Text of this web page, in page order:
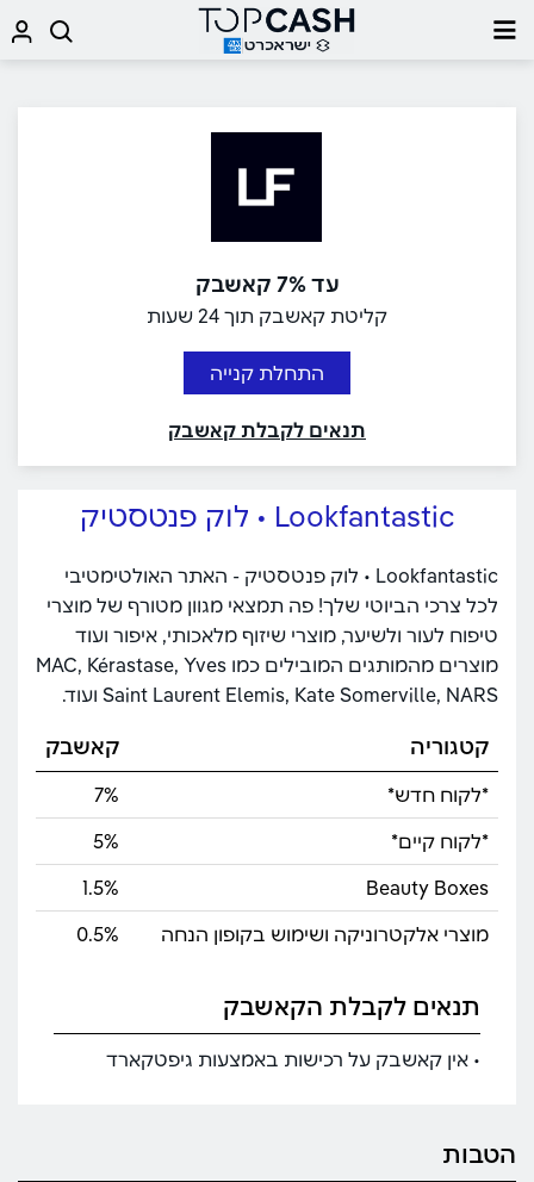
עד 7% קאשבק
קליטת קאשבק תוך 24 שעות
התחלת קנייה
תנאים לקבלת קאשבק
Lookfantastic • לוק פנטסטיק
Lookfantastic • לוק פנטסטיק - האתר האולטימטיבי
לכל צרכי הביוטי שלך! פה תמצאי מגוון מטורף של מוצרי
טיפוח לעור ולשיער, מוצרי שיזוף מלאכותי, איפור ועוד
מוצרים מהמותגים המובילים כמו MAC, Kérastase, Yves
Saint Laurent Elemis, Kate Somerville, NARS ועוד.
קטגוריה קאשבק
*לקוח חדש*
7%
*לקוח קיים*
5%
Beauty Boxes
1.5%
מוצרי אלקטרוניקה ושימוש בקופון הנחה
0.5%
תנאים לקבלת הקאשבק
• אין קאשבק על רכישות באמצעות גיפטקארד
הטבות